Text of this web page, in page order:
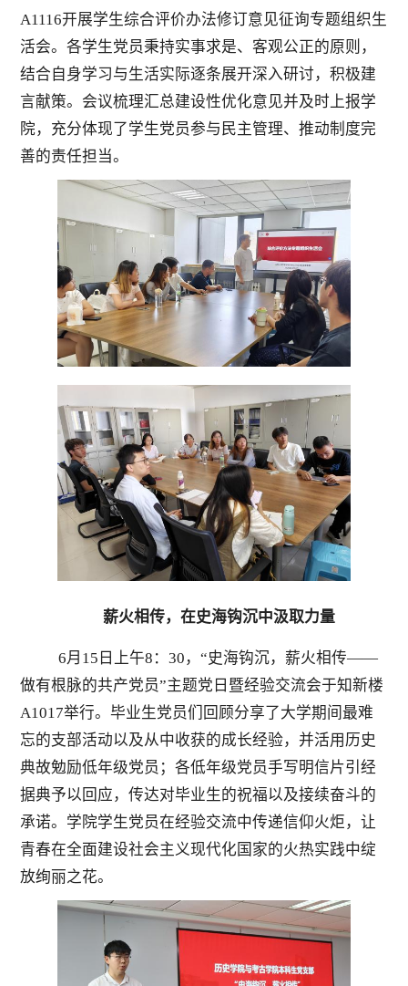
A1116开展学生综合评价办法修订意见征询专题组织生
活会。各学生党员秉持实事求是、客观公正的原则，
结合自身学习与生活实际逐条展开深入研讨，积极建
言献策。会议梳理汇总建设性优化意见并及时上报学
院，充分体现了学生党员参与民主管理、推动制度完
善的责任担当。
薪火相传，在史海钩沉中汲取力量
6月15日上午8：30，“史海钩沉，薪火相传——
做有根脉的共产党员”主题党日暨经验交流会于知新楼
A1017举行。毕业生党员们回顾分享了大学期间最难
忘的支部活动以及从中收获的成长经验，并活用历史
典故勉励低年级党员；各低年级党员手写明信片引经
据典予以回应，传达对毕业生的祝福以及接续奋斗的
承诺。学院学生党员在经验交流中传递信仰火炬，让
青春在全面建设社会主义现代化国家的火热实践中绽
放绚丽之花。